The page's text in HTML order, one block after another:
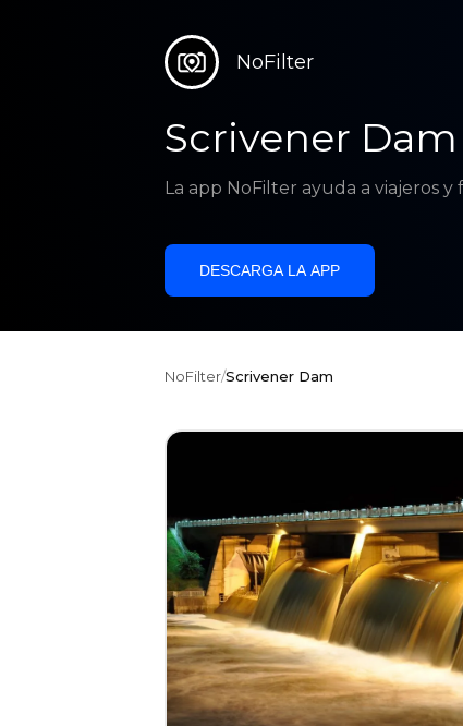
NoFilter
Scrivener Dam
La app NoFilter ayuda a viajeros
DESCARGA LA APP
NoFilter/Scrivener Dam